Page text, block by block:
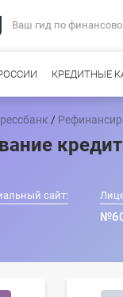
Ваш гид по
КРЕДИТНЫЕ
/
сайт: